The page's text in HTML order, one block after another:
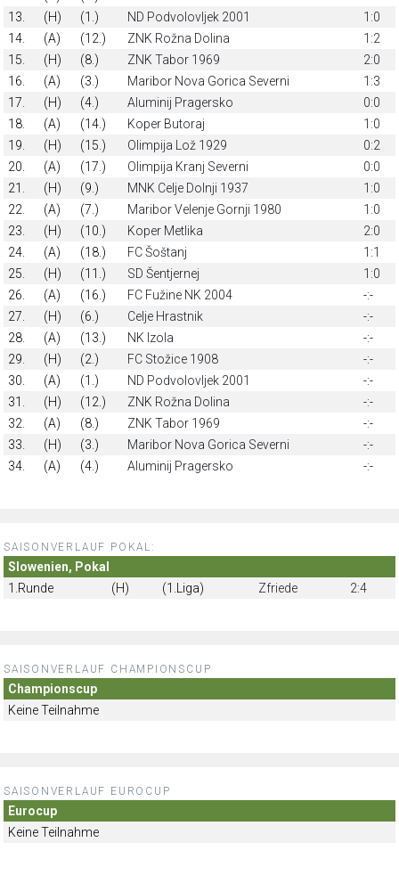
13.
(H) (1.) ND Podvolovljek 2001
1:0
14.
(A) (12.) ZNK Rožna Dolina
1:2
15.
(H) (8.) ZNK Tabor 1969
2:0
16.
(A) (3.) Maribor Nova Gorica Severni
1:3
17.
(H) (4.) Aluminij Pragersko
0:0
18.
(A) (14.) Koper Butoraj
1:0
19.
(H) (15.) Olimpija Lož 1929
0:2
20.
(A) (17.) Olimpija Kranj Severni
0:0
21.
(H) (9.) MNK Celje Dolnji 1937
1:0
22.
(A) (7.) Maribor Velenje Gornji 1980
1:0
23.
(H) (10.) Koper Metlika
2:0
24.
(A) (18.) FC Šoštanj
1:1
25.
(H) (11.) SD Šentjernej
1:0
26.
(A) (16.) FC Fužine NK 2004
-:-
27.
(H) (6.) Celje Hrastnik
-:-
28.
(A) (13.) NK Izola
-:-
29.
(H) (2.) FC Stožice 1908
-:-
30.
(A) (1.) ND Podvolovljek 2001
-:-
31.
(H) (12.) ZNK Rožna Dolina
-:-
32.
(A) (8.) ZNK Tabor 1969
-:-
33.
(H) (3.) Maribor Nova Gorica Severni
-:-
34.
(A) (4.) Aluminij Pragersko -:-
SAISONVERLAUF POKAL:
Slowenien, Pokal
1.Runde
(H) (1.Liga) Zfriede 2:4
SAISONVERLAUF CHAMPIONSCUP
Championscup
Keine Teilnahme
SAISONVERLAUF EUROCUP
Eurocup
Keine Teilnahme